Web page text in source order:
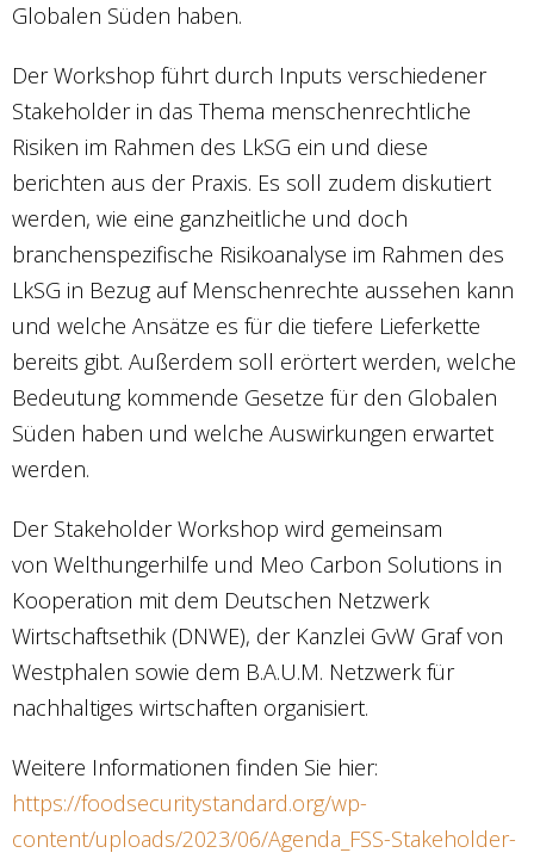
Globalen Süden haben.
Der Workshop führt durch Inputs verschiedener
Stakeholder in das Thema menschenrechtliche
Risiken im Rahmen des LkSG ein und diese
berichten aus der Praxis. Es soll zudem diskutiert
werden, wie eine ganzheitliche und doch
branchenspezifische Risikoanalyse im Rahmen des
LkSG in Bezug auf Menschenrechte aussehen kann
und welche Ansätze es für die tiefere Lieferkette
bereits gibt. Außerdem soll erörtert werden, welche
Bedeutung kommende Gesetze für den Globalen
Süden haben und welche Auswirkungen erwartet
werden.
Der Stakeholder Workshop wird gemeinsam
von Welthungerhilfe und Meo Carbon Solutions in
Kooperation mit dem Deutschen Netzwerk
Wirtschaftsethik (DNWE), der Kanzlei GvW Graf von
Westphalen sowie dem B.A.U.M. Netzwerk für
nachhaltiges wirtschaften organisiert.
Weitere Informationen finden Sie hier:
https://foodsecuritystandard.org/wp-
content/uploads/2023/06/Agenda_FSS-Stakeholder-